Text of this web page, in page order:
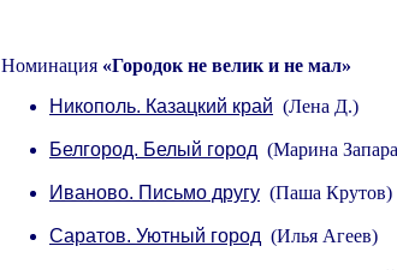
Номинация «Городок не велик и не мал»
Никополь. Казацкий край (Лена Д.)
Белгород. Белый город (Марина
Иваново. Письмо другу (Паша Крутов)
Саратов. Уютный город (Илья Агеев)